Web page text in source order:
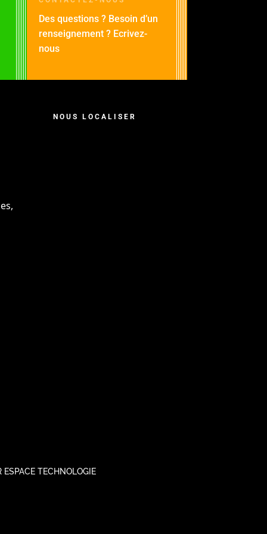
Des questions ? Besoin d’un
renseignement ? Ecrivez-
nous
NOUS LOCALISER
ESPACE TECHNOLOGIE